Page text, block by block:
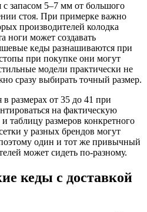
запасом 5–7 мм от большого
стоя. При примерке важно
производителей колодка
ноги может создавать
кеды разнашиваются при
при покупке они могут
модели практически не
сразу выбирать точный размер.
размерах от 35 до 41 при
на фактическую
таблицу размеров конкретного
у разных брендов могут
поэтому один и тот же привычный
может сидеть по-разному.
кеды с доставкой